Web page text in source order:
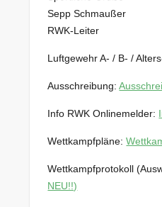
Sepp Schmaußer
RWK-Leiter
Luftgewehr A- / B- /
Ausschreibung:
Info RWK Onlinemelder:
Wettkampfpläne:
Wettkampfprotokoll
NEU!!)